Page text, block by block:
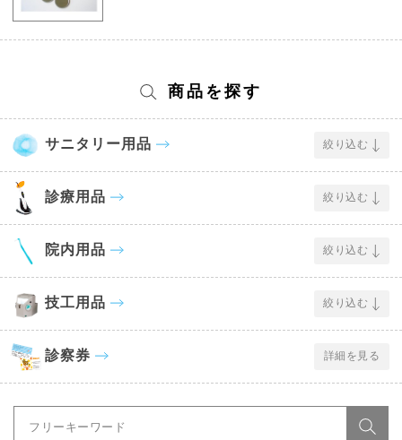
商品を探す
サニタリー用品 絞り込む
診療用品 絞り込む
院内用品 絞り込む
技工用品 絞り込む
診察券 詳細を見る